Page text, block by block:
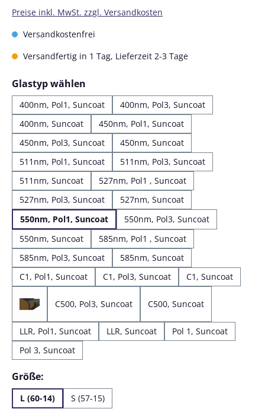
Preise inkl. MwSt. zzgl. Versandkosten
Versandkostenfrei
Versandfertig in 1 Tag, Lieferzeit 2-3 Tage
Glastyp wählen
400nm, Pol1, Suncoat
400nm, Pol3, Suncoat
400nm, Suncoat
450nm, Pol1, Suncoat
450nm, Pol3, Suncoat
450nm, Suncoat
511nm, Pol1, Suncoat
511nm, Pol3, Suncoat
511nm, Suncoat
527nm, Pol1 , Suncoat
527nm, Pol3, Suncoat
527nm, Suncoat
550nm, Pol1, Suncoat
550nm, Pol3, Suncoat
550nm, Suncoat
585nm, Pol1 , Suncoat
585nm, Pol3, Suncoat
585nm, Suncoat
C1, Pol1, Suncoat
C1, Pol3, Suncoat C1, Suncoat
C500, Pol1, Suncoat
C500, Pol3, Suncoat C500, Suncoat
LLR, Pol1, Suncoat LLR, Suncoat
Pol 1, Suncoat
Pol 3, Suncoat
Größe:
L (60-14) S (57-15)